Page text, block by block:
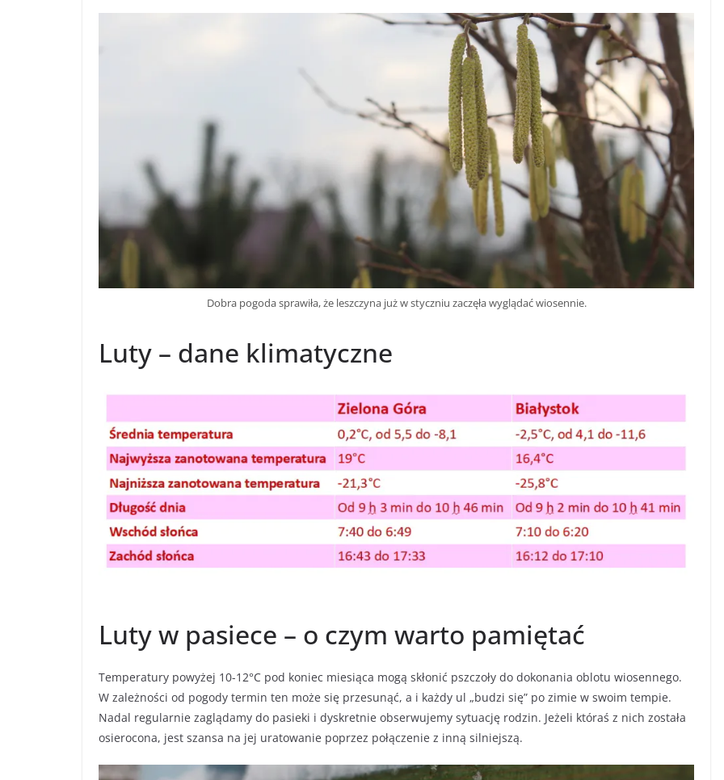
Dobra pogoda sprawiła, że leszczyna już w styczniu zaczęła wyglądać wiosennie.
Luty – dane klimatyczne
Luty w pasiece – o czym warto pamiętać
Temperatury powyżej 10-12°C pod koniec miesiąca mogą skłonić pszczoły do dokonania oblotu wiosennego.
W zależności od pogody termin ten może się przesunąć, a i każdy ul „budzi się” po zimie w swoim tempie.
Nadal regularnie zaglądamy do pasieki i dyskretnie obserwujemy sytuację rodzin. Jeżeli któraś z nich została
osierocona, jest szansa na jej uratowanie poprzez połączenie z inną silniejszą.